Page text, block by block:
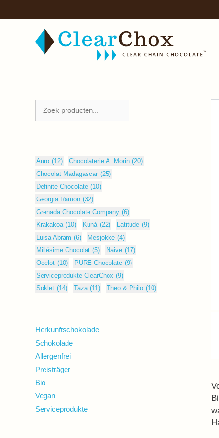
Inhalt
Auro (12) Chocolaterie A. Morin (20)
Chocolat Madagascar (25)
Definite Chocolate (10)
Georgia Ramon (32)
Grenada Chocolate Company (6)
Krakakoa (10) Kuná (22) Latitude (9)
Luisa Abram (6) Mesjokke (4)
Millésime Chocolat (5) Naive (17)
Ocelot (10) PURE Chocolate (9)
Serviceprodukte ClearChox (9)
Soklet (14) Taza (11) Theo & Philo (10)
Herkunftschokolade
Schokolade
Allergenfrei
Preisträger
Bio
Vegan
Serviceprodukte